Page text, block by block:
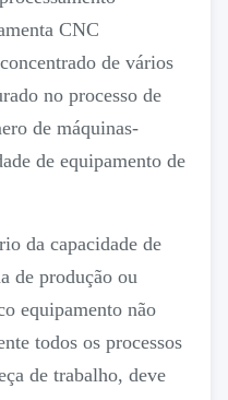
CNC
de vários
no processo de
de máquinas-
de equipamento de
da capacidade de
de produção ou
equipamento não
todos os processos
de trabalho, deve